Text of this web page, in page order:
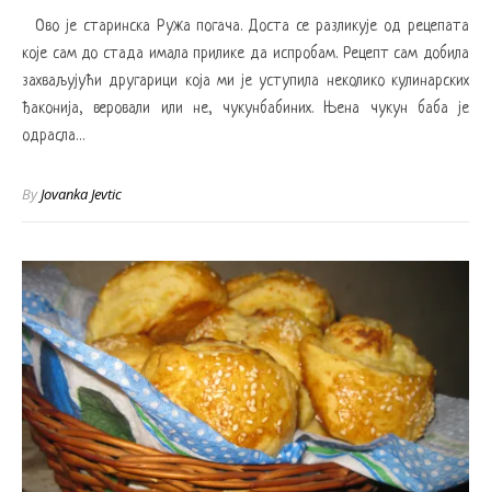
Ово је старинска Ружа погача. Доста се разликује од рецепата
које сам до стада имала прилике да испробам. Рецепт сам добила
захваљујући другарици која ми је уступила неколико кулинарских
ђаконија, веровали или не, чукунбабиних. Њена чукун баба је
одрасла…
ByJovanka Jevtic